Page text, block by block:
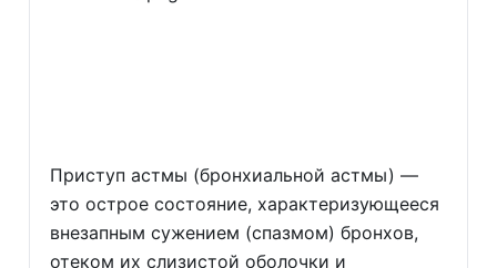
Приступ астмы (бронхиальной астмы) —
это острое состояние, характеризующееся
внезапным сужением (спазмом) бронхов,
отеком их слизистой оболочки и